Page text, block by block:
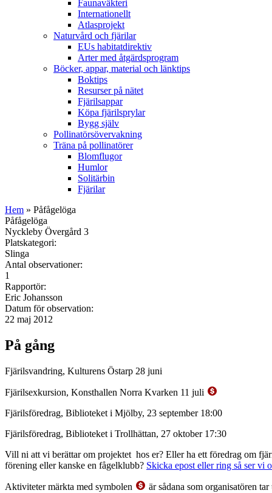
Faunaväkteri
Internationellt
Atlasprojekt
Naturvård och fjärilar
EUs habitatdirektiv
Arter med åtgärdsprogram
Böcker, appar, material och länktips
Boktips
Resurser på nätet
Fjärilsappar
Köpa fjärilsprylar
Bygg själv
Pollinatörsövervakning
Träna på pollinatörer
Blomflugor
Humlor
Solitärbin
Fjärilar
Hem » Påfågelöga
Påfågelöga
Nyckleby Övergård 3
Platskategori:
Slinga
Antal observationer:
1
Rapportör:
Eric Johansson
Datum för observation:
22 maj 2012
På gång
Fjärilsvandring, Kulturens Östarp 28 juni
Fjärilsexkursion, Konsthallen Norra Kvarken 11 juli
Fjärilsföredrag, Biblioteket i Mjölby, 23 september 18:00
Fjärilsföredrag, Biblioteket i Trollhättan, 27 oktober 17:30
Vill ni att vi berättar om projektet hos er? Eller ha ett föredrag om
förening eller kanske en fågelklubb? Skicka epost eller ring så ser vi
Aktiviteter märkta med symbolen
är sådana som organisatören